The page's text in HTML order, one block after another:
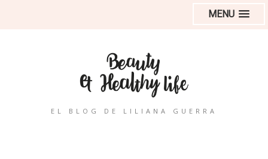
MENU
EL BLOG DE LILIANA GUERRA